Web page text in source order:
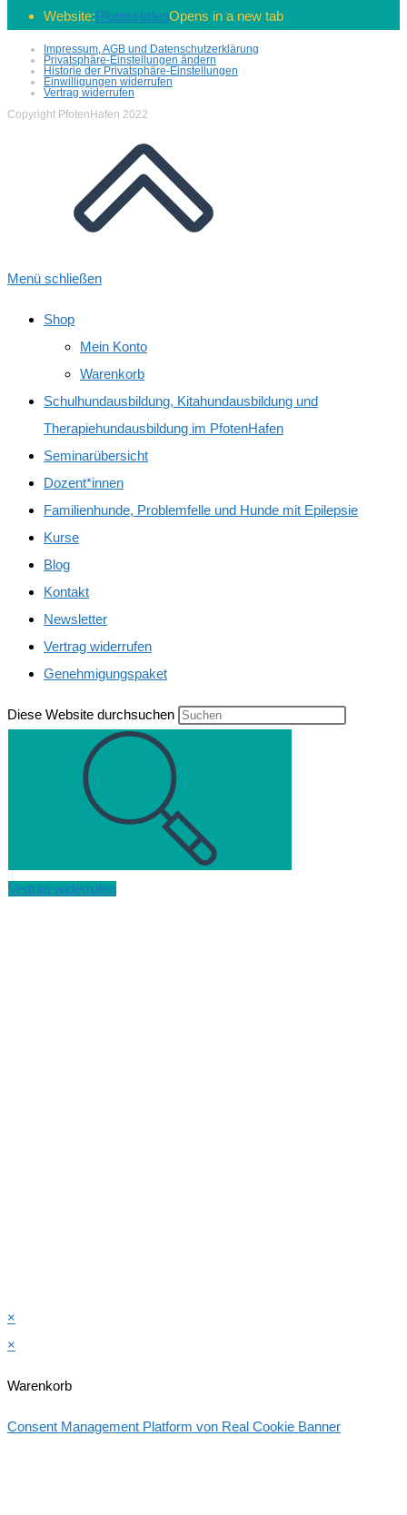
Website:PfotenHafenOpens in a new tab
Impressum, AGB und Datenschutzerklärung
Privatsphäre-Einstellungen ändern
Historie der Privatsphäre-Einstellungen
Einwilligungen widerrufen
Vertrag widerrufen
Copyright PfotenHafen 2022
Menü schließen
Shop
Mein Konto
Warenkorb
Schulhundausbildung, Kitahundausbildung und
Therapiehundausbildung im PfotenHafen
Seminarübersicht
Dozent*innen
Familienhunde, Problemfelle und Hunde mit Epilepsie
Kurse
Blog
Kontakt
Newsletter
Vertrag widerrufen
Genehmigungspaket
Diese Website durchsuchen
Vertrag widerrufen
×
×
Warenkorb
Consent Management Platform von Real Cookie Banner